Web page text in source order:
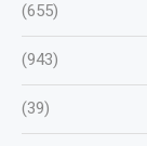
(655)
(943)
(39)